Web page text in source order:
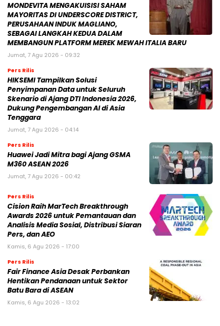
MONDEVITA MENGAKUISISI SAHAM
MAYORITAS DI UNDERSCORE DISTRICT,
PERUSAHAAN INDUK MAGLIANO,
SEBAGAI LANGKAH KEDUA DALAM
MEMBANGUN PLATFORM MEREK MEWAH ITALIA BARU
Jumat, 7 Agu 2026 - 09:32
Pers Rilis
HIKSEMI Tampilkan Solusi
Penyimpanan Data untuk Seluruh
Skenario di Ajang DTI Indonesia 2026,
Dukung Pengembangan AI di Asia
Tenggara
Jumat, 7 Agu 2026 - 04:14
Pers Rilis
Huawei Jadi Mitra bagi Ajang GSMA
M360 ASEAN 2026
Jumat, 7 Agu 2026 - 00:42
Pers Rilis
Cision Raih MarTech Breakthrough
Awards 2026 untuk Pemantauan dan
Analisis Media Sosial, Distribusi Siaran
Pers, dan AEO
Kamis, 6 Agu 2026 - 17:00
Pers Rilis
Fair Finance Asia Desak Perbankan
Hentikan Pendanaan untuk Sektor
Batu Bara di ASEAN
Kamis, 6 Agu 2026 - 13:02